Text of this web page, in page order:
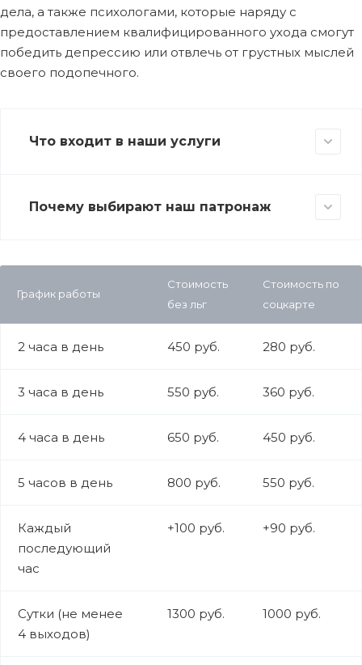
дела, а также психологами, которые наряду с
предоставлением квалифицированного ухода смогут
победить депрессию или отвлечь от грустных мыслей
своего подопечного.
Что входит в наши услуги
Почему выбирают наш патронаж
График работы
Стоимость
без льг
Стоимость по
соцкарте
2 часа в день 450 руб. 280 руб.
3 часа в день 550 руб. 360 руб.
4 часа в день 650 руб. 450 руб.
5 часов в день 800 руб. 550 руб.
Каждый
последующий
час
+100 руб. +90 руб.
Сутки (не менее
4 выходов)
1300 руб. 1000 руб.